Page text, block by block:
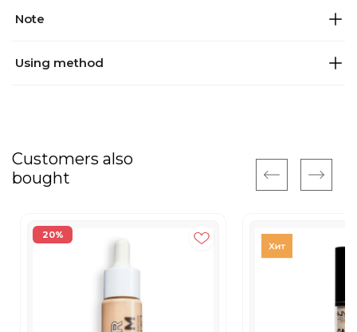
Note
Using method
Customers also
bought
20%